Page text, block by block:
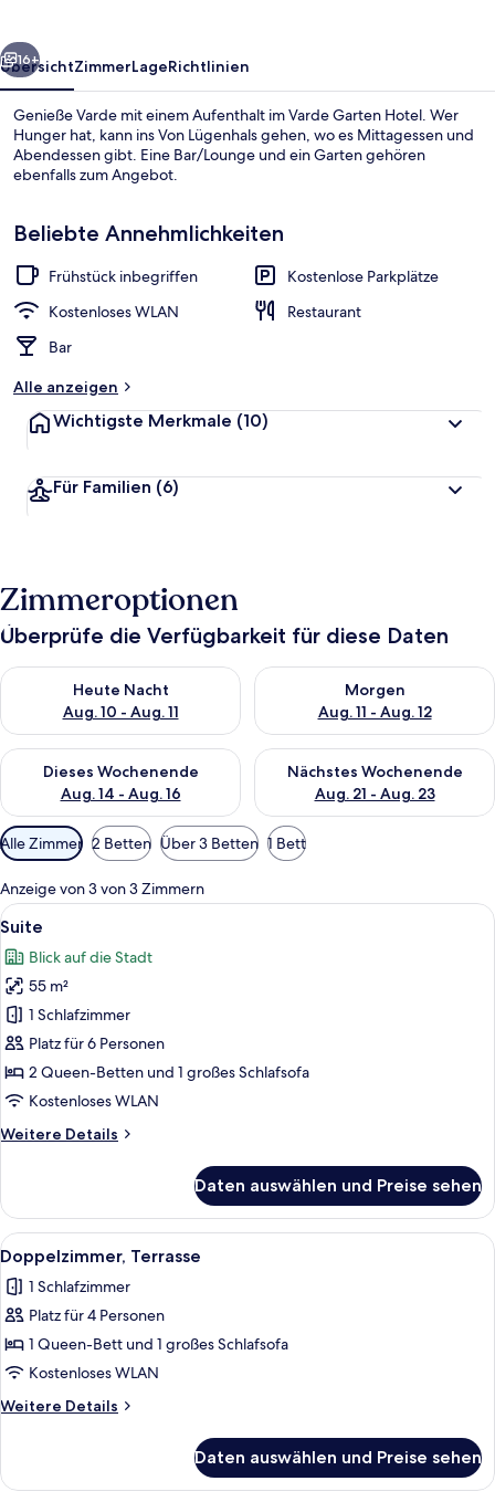
Kühlschrank, Wasserkocher, Toaster,
Weiter
16+
ÜbersichtZimmerLageRichtlinien
Genieße Varde mit einem Aufenthalt im Varde Garten Hotel. Wer
Hunger hat, kann ins Von Lügenhals gehen, wo es Mittagessen und
Abendessen gibt. Eine Bar/Lounge und ein Garten gehören
ebenfalls zum Angebot.
Beliebte Annehmlichkeiten
Frühstück inbegriffen
Kostenlose Parkplätze
Kostenloses WLAN
Restaurant
Bar
Alle anzeigen
Wichtigste Merkmale (10)
Für Familien (6)
Zimmeroptionen
Überprüfe die Verfügbarkeit für diese Daten
Heute Nacht
Aug. 10 - Aug. 11
Überprüfe die Verfügbarkeit für heute Nacht, Aug. 10 - Aug.
Morgen
Aug. 11 - Aug. 12
Überprüfe die Verfügbarkeit
Dieses Wochenende
Aug. 14 - Aug. 16
Überprüfe die Verfügbarkeit für dieses Wochenende, Aug. 14
Nächstes Wochenende
Aug. 21 - Aug. 23
Überprüfe die Verfügbarkeit
Verfügbare
Filter
für
Zimmer
Alle Zimmer 2 Betten Über 3 Betten 1 Bett
Anzeige von 3 von 3 Zimmern
Alle
Fotos
für
Suite
anzeigen
Suite | Minibar,
6
Suite
Blick auf die Stadt
55 m²
1 Schlafzimmer
Platz für 6 Personen
2 Queen-Betten und 1 großes Schlafsofa
Kostenloses WLAN
Weitere Details
Weitere
Daten auswählen und Preise sehen
Alle
Fotos
für
Doppelzimmer,
Terrasse
anzeigen
Kühlschrank, Wasserkocher, Toaster,
6
Doppelzimmer, Terrasse
1 Schlafzimmer
Platz für 4 Personen
1 Queen-Bett und 1 großes Schlafsofa
Kostenloses WLAN
Weitere Details
Weitere
Terrasse
Daten auswählen und Preise sehen